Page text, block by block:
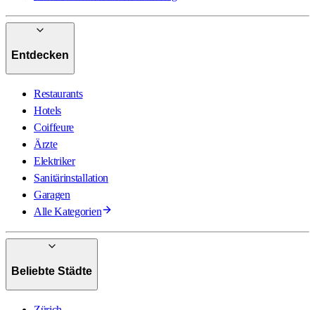
Entdecken
Restaurants
Hotels
Coiffeure
Ärzte
Elektriker
Sanitärinstallation
Garagen
Alle Kategorien
Beliebte Städte